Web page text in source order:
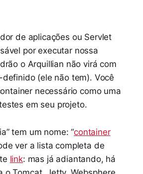
de aplicações ou Servlet
por executar nossa
o Arquillian não virá com
(ele não tem). Você
necessário como uma
em seu projeto.
tem um nome: “container
ver a lista completa de
link: mas já adiantando, há